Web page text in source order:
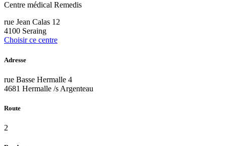
Centre médical Remedis
rue Jean Calas 12
4100 Seraing
Choisir ce centre
Adresse
rue Basse Hermalle 4
4681 Hermalle /s Argenteau
Route
2